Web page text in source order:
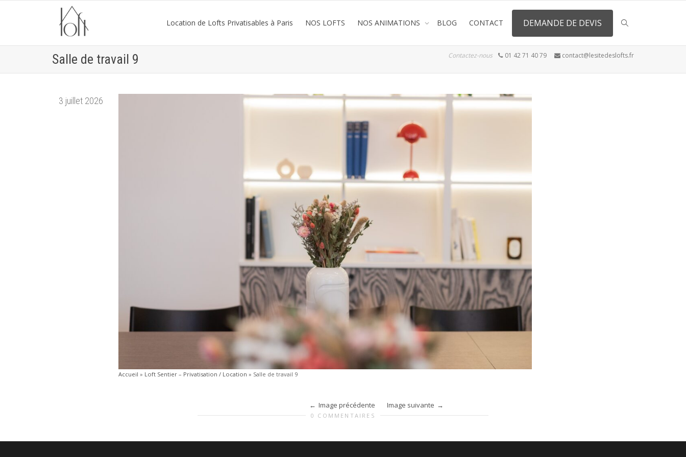
Location de Lofts Privatisables à Paris NOS LOFTS NOS ANIMATIONS BLOG CONTACT DEMANDE DE DEVIS
Salle de travail 9 Contactez-nous 01 42 71 40 79 contact@lesitedeslofts.fr
3 juillet 2026
Accueil » Loft Sentier – Privatisation / Location » Salle de travail 9
Image précédente Image suivante
0 COMMENTAIRES